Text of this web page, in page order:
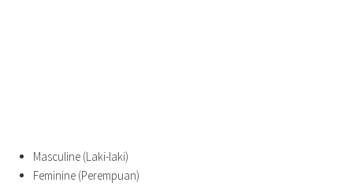
Masculine (Laki-laki)
Feminine (Perempuan)